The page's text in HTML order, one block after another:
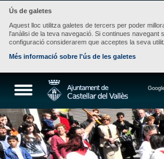
Ús de galetes
Aquest lloc utilitza galetes de tercers per poder
l'anàlisi de la teva navegació. Si continues navegant
configuració considerarem que acceptes la seva
Més informació sobre l'ús de les galetes